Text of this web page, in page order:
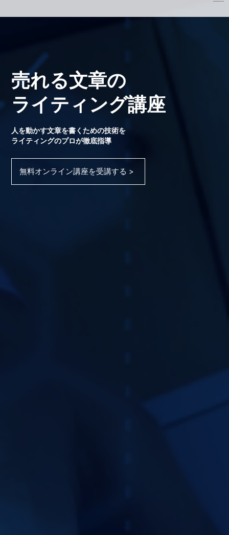
売れる文章の
ライティング講座
人を動かす文章を書くための技術を
ライティングのプロが徹底指導
無料オンライン講座を受講する >